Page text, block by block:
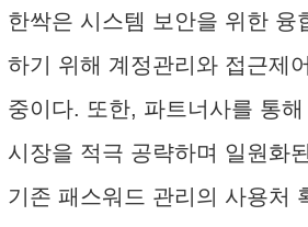
한싹은 시스템 보안을 위한 융
하기 위해 계정관리와 접근제
중이다. 또한, 파트너사를 통해
시장을 적극 공략하며 일원화
기존 패스워드 관리의 사용처